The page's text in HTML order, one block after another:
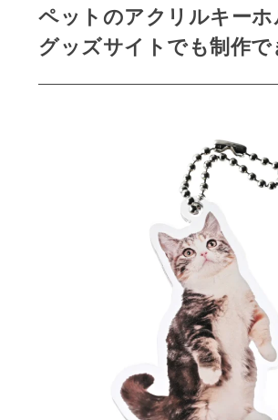
ペットのアクリルキー
グッズサイトでも制作で